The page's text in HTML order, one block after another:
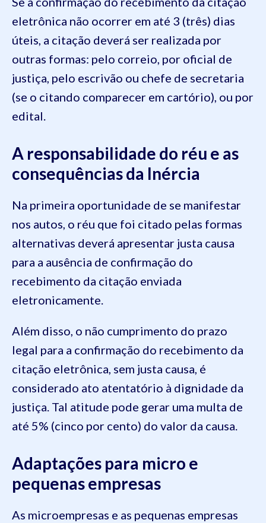
eletrônica não ocorrer em até 3 (três) dias
úteis, a citação deverá ser realizada por
outras formas: pelo correio, por oficial de
justiça, pelo escrivão ou chefe de secretaria
(se o citando comparecer em cartório), ou por
edital.
A responsabilidade do réu e as
consequências da Inércia
Na primeira oportunidade de se manifestar
nos autos, o réu que foi citado pelas formas
alternativas deverá apresentar justa causa
para a ausência de confirmação do
recebimento da citação enviada
eletronicamente.
Além disso, o não cumprimento do prazo
legal para a confirmação do recebimento da
citação eletrônica, sem justa causa, é
considerado ato atentatório à dignidade da
justiça. Tal atitude pode gerar uma multa de
até 5% (cinco por cento) do valor da causa.
Adaptações para micro e
pequenas empresas
As microempresas e as pequenas empresas